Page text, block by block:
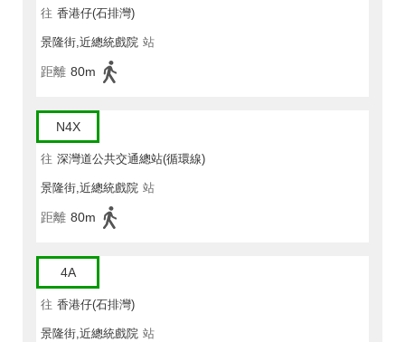
往 香港仔(石排灣)
景隆街,近總統戲院 站
距離 80m
N4X
往 深灣道公共交通總站(循環線)
景隆街,近總統戲院 站
距離 80m
4A
往 香港仔(石排灣)
景隆街,近總統戲院 站